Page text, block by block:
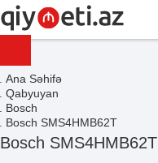
Ana Səhifə
Qabyuyan
Bosch
Bosch SMS4HMB62T
Bosch SMS4HMB62T